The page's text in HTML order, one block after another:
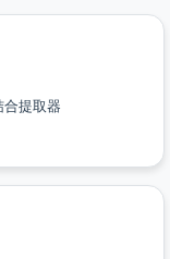
合提取器